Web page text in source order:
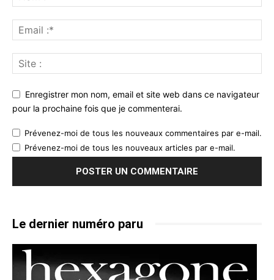
Enregistrer mon nom, email et site web dans ce navigateur
pour la prochaine fois que je commenterai.
Prévenez-moi de tous les nouveaux commentaires par e-mail.
Prévenez-moi de tous les nouveaux articles par e-mail.
Le dernier numéro paru